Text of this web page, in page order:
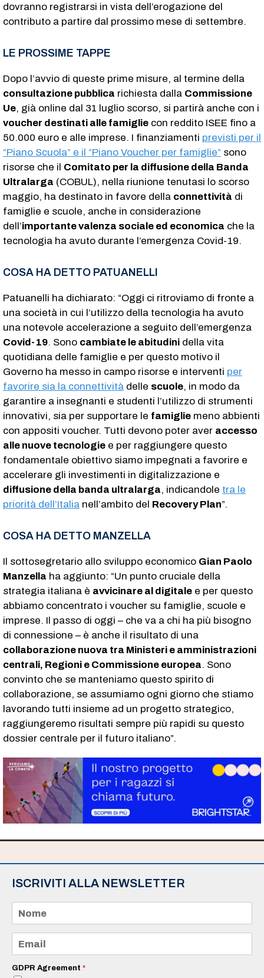
dovranno registrarsi in vista dell’erogazione del
contributo a partire dal prossimo mese di settembre.
LE PROSSIME TAPPE
Dopo l’avvio di queste prime misure, al termine della
consultazione pubblica richiesta dalla Commissione
Ue, già online dal 31 luglio scorso, si partirà anche con i
voucher destinati alle famiglie con reddito ISEE fino a
50.000 euro e alle imprese. I finanziamenti previsti per il
“Piano Scuola” e il “Piano Voucher per famiglie” sono
risorse che il Comitato per la diffusione della Banda
Ultralarga (COBUL), nella riunione tenutasi lo scorso
maggio, ha destinato in favore della connettività di
famiglie e scuole, anche in considerazione
dell’importante valenza sociale ed economica che la
tecnologia ha avuto durante l’emergenza Covid-19.
COSA HA DETTO PATUANELLI
Patuanelli ha dichiarato: “Oggi ci ritroviamo di fronte a
una società in cui l’utilizzo della tecnologia ha avuto
una notevole accelerazione a seguito dell’emergenza
Covid-19. Sono cambiate le abitudini della vita
quotidiana delle famiglie e per questo motivo il
Governo ha messo in campo risorse e interventi per
favorire sia la connettività delle scuole, in modo da
garantire a insegnanti e studenti l’utilizzo di strumenti
innovativi, sia per supportare le famiglie meno abbienti
con appositi voucher. Tutti devono poter aver accesso
alle nuove tecnologie e per raggiungere questo
fondamentale obiettivo siamo impegnati a favorire e
accelerare gli investimenti in digitalizzazione e
diffusione della banda ultralarga, indicandole tra le
priorità dell’Italia nell’ambito del Recovery Plan”.
COSA HA DETTO MANZELLA
Il sottosegretario allo sviluppo economico Gian Paolo
Manzella ha aggiunto: “Un punto cruciale della
strategia italiana è avvicinare al digitale e per questo
abbiamo concentrato i voucher su famiglie, scuole e
imprese. Il passo di oggi – che va a chi ha più bisogno
di connessione – è anche il risultato di una
collaborazione nuova tra Ministeri e amministrazioni
centrali, Regioni e Commissione europea. Sono
convinto che se manteniamo questo spirito di
collaborazione, se assumiamo ogni giorno che stiamo
lavorando tutti insieme ad un progetto strategico,
raggiungeremo risultati sempre più rapidi su questo
dossier centrale per il futuro italiano”.
ISCRIVITI ALLA NEWSLETTER
m
e
a
iGDPR Agreement *